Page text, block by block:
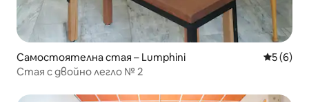
Самостоятелна стая – Lumphini Средна
5 (6)
Стая с двойно легло № 2